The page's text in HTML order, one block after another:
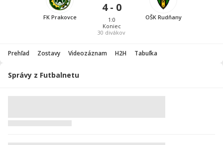
FK Prakovce
4 - 0
1:0
Koniec
30 divákov
OŠK Rudňany
Prehľad Zostavy Videozáznam H2H Tabuľka
Správy z Futbalnetu